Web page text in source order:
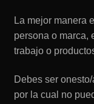
La mejor manera
persona o marca,
trabajo o
Debes ser
por la cual no